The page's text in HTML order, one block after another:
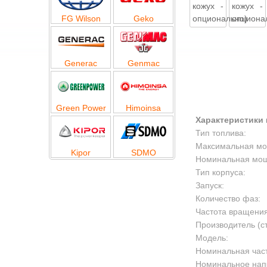
Характеристики
Тип топлива:
Максимальная
Номинальная
Тип корпуса:
Запуск:
Количество фаз:
Частота
Производитель
Модель:
Номинальная
Номинальное
FG Wilson Geko
Generac Genmac
Green Power Himoinsa
Kipor SDMO